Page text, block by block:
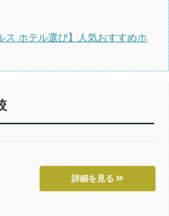
ス ホテル選び】人気おすすめホ
詳細を見る